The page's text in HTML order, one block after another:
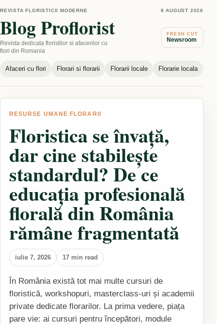
REVISTA FLORISTICII MODERNE 8 AUGUST 2026
Blog Proflorist
Revista dedicata floristilor si afacerilor cu
flori din Romania
FRESH CUT
Newsroom
Afaceri cu flori Florari si florarii Florarii locale Florarie locala
RESURSE UMANE FLORARII
Floristica se învață,
dar cine stabilește
standardul? De ce
educația profesională
florală din România
rămâne fragmentată
iulie 7, 2026 17 min read
În România există tot mai multe cursuri de
floristică, workshopuri, masterclass-uri și academii
private dedicate florarilor. La prima vedere, piața
pare vie: ai cursuri pentru începători, module